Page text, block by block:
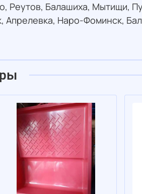
Реутов, Балашиха, Мытищи,
Апрелевка, Наро-Фоминск,